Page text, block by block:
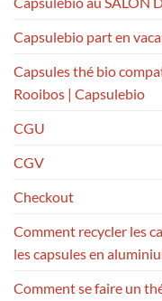
Capsulebio part en
Capsules thé bio
Rooibos | Capsulebio
CGU
CGV
Checkout
Comment recycler les
les capsules en
Comment se faire un